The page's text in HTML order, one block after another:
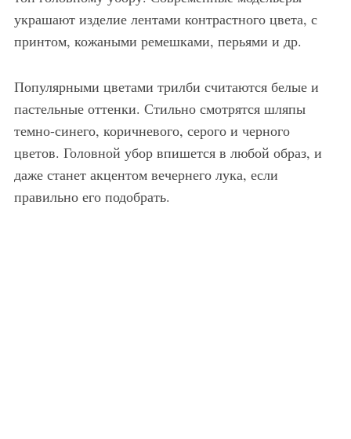
украшают изделие лентами контрастного цвета, с
принтом, кожаными ремешками, перьями и др.
Популярными цветами трилби считаются белые и
пастельные оттенки. Стильно смотрятся шляпы
темно-синего, коричневого, серого и черного
цветов. Головной убор впишется в любой образ, и
даже станет акцентом вечернего лука, если
правильно его подобрать.